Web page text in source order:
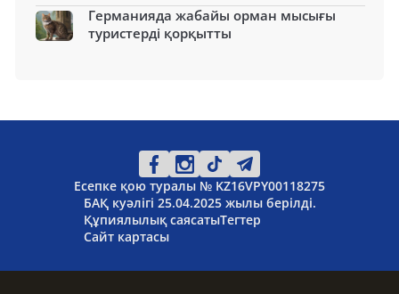
Германияда жабайы орман мысығы
туристерді қорқытты
Есепке қою туралы № KZ16VPY00118275
БАҚ куәлігі 25.04.2025 жылы берілді.
Құпиялылық саясатыТегтер
Сайт картасы